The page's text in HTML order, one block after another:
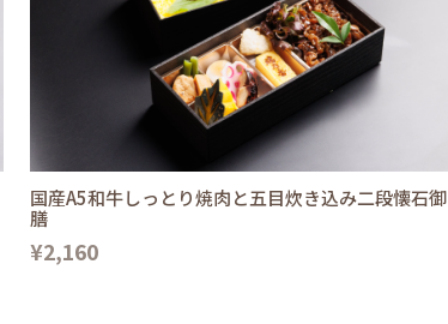
国産A5和牛しっとり焼肉と五目炊き込み二段懐石御
膳
¥2,160